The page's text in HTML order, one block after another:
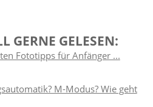
GERNE GELESEN:
Fototipps für Anfänger ...
M-Modus? Wie geht